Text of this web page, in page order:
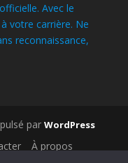
Avec le
votre carrière. Ne
reconnaissance,
par WordPress
À propos